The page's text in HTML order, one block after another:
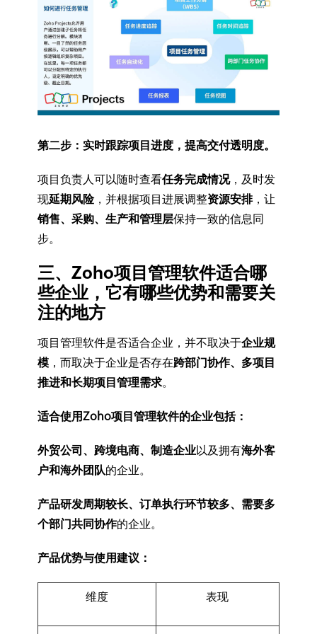
第二步：实时跟踪项目进度，提高交付透明度。
项目负责人可以随时查看任务完成情况，及时发
现延期风险，并根据项目进展调整资源安排，让
销售、采购、生产和管理层保持一致的信息同
步。
三、Zoho项目管理软件适合哪
些企业，它有哪些优势和需要关
注的地方
项目管理软件是否适合企业，并不取决于企业规
模，而取决于企业是否存在跨部门协作、多项目
推进和长期项目管理需求。
适合使用Zoho项目管理软件的企业包括：
外贸公司、跨境电商、制造企业以及拥有海外客
户和海外团队的企业。
产品研发周期较长、订单执行环节较多、需要多
个部门共同协作的企业。
产品优势与使用建议：
维度 表现